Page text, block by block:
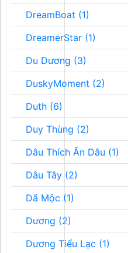
DreamBoat (1)
DreamerStar (1)
Du Dương (3)
DuskyMoment (2)
Duth (6)
Duy Thùng (2)
Dâu Thích Ăn Dâu (1)
Dâu Tây (2)
Dã Mộc (1)
Dương (2)
Dương Tiểu Lạc (1)